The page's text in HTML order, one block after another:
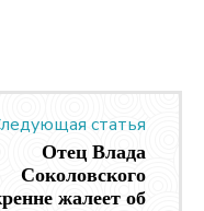
статья
Отец Влада
Соколовского
жалеет об